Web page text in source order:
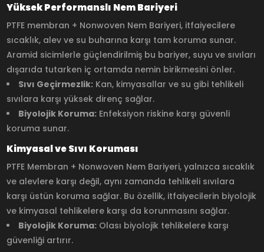
Yüksek Performanslı Nem Bariyeri
PTFE membran + Nonwoven Nem Bariyeri, itfaiyecilere
sıcaklık, alev ve su buharına karşı tam koruma sunar.
Aramid sicimlerle güçlendirilmiş bu bariyer, suyu ve sıvıları
dışarıda tutarken iç ortamda nemin birikmesini önler.
Sıvı Geçirmezlik: Kan, kimyasallar ve su gibi tehlikeli
sıvılara karşı yüksek direnç sağlar.
Biyolojik Koruma: Enfeksiyon riskine karşı güvenli
koruma sunar.
Kimyasal ve Sıvı Koruması
PTFE Membran + Nonwoven Nem Bariyeri, yalnızca sıcaklık
ve alevlere karşı değil, aynı zamanda tehlikeli sıvılara
karşı üstün koruma sağlar. Bu özellik, itfaiyecilerin biyolojik
ve kimyasal tehlikelere karşı da korunmasını sağlar.
Biyolojik Koruma: Olası biyolojik tehlikelere karşı
güvenliği artırır.